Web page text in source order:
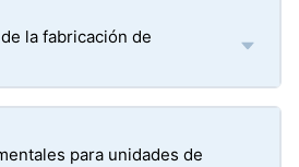
la fabricación de
para unidades de